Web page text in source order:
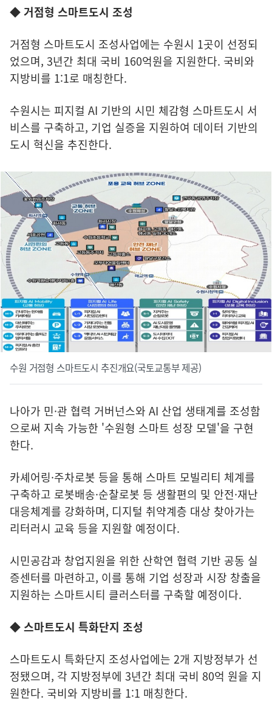
◆ 거점형 스마트도시 조성
거점형 스마트도시 조성사업에는 수원시 1곳이 선정되
었으며, 3년간 최대 국비 160억원을 지원한다. 국비와
지방비를 1:1로 매칭한다.
수원시는 피지컬 AI 기반의 시민 체감형 스마트도시 서
비스를 구축하고, 기업 실증을 지원하여 데이터 기반의
도시 혁신을 추진한다.
수원 거점형 스마트도시 추진개요(국토교통부 제공)
나아가 민·관 협력 거버넌스와 AI 산업 생태계를 조성함
으로써 지속 가능한 '수원형 스마트 성장 모델'을 구현
한다.
카셰어링·주차로봇 등을 통해 스마트 모빌리티 체계를
구축하고 로봇배송·순찰로봇 등 생활편의 및 안전·재난
대응체계를 강화하며, 디지털 취약계층 대상 찾아가는
리터러시 교육 등을 지원할 예정이다.
시민공감과 창업지원을 위한 산학연 협력 기반 공동 실
증센터를 마련하고, 이를 통해 기업 성장과 시장 창출을
지원하는 스마트시티 클러스터를 구축할 예정이다.
◆ 스마트도시 특화단지 조성
스마트도시 특화단지 조성사업에는 2개 지방정부가 선
정됐으며, 각 지방정부에 3년간 최대 국비 80억 원을 지
원한다. 국비와 지방비를 1:1 매칭한다.